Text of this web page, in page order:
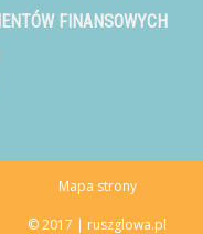
FINANSOWYCH
Mapa strony
© 2017 | ruszglowa.pl